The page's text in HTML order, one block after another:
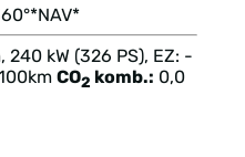
kW (326 PS), EZ: -
CO2 komb.: 0,0